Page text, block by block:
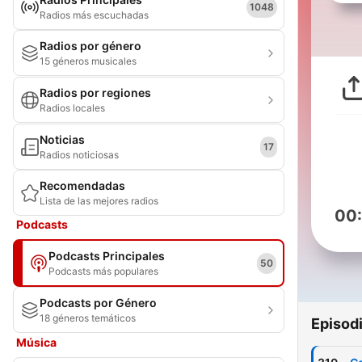
Radios más escuchadas
1048
Radios por género
15 géneros musicales
Radios por regiones
Radios locales
Noticias
Radios noticiosas
17
Recomendadas
Lista de las mejores radios
Podcasts
Podcasts Principales
Podcasts más populares
50
Podcasts por Género
18 géneros temáticos
Música